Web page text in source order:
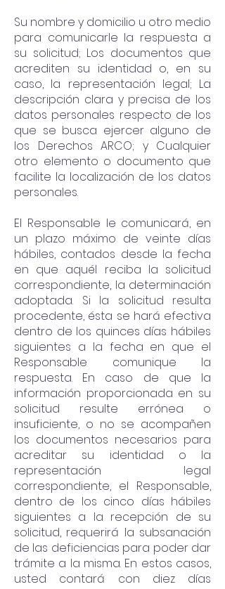
Su nombre y domicilio u otro medio
para comunicarle la respuesta a
su solicitud; Los documentos que
acrediten su identidad o, en su
caso, la representación legal; La
descripción clara y precisa de los
datos personales respecto de los
que se busca ejercer alguno de
los Derechos ARCO; y Cualquier
otro elemento o documento que
facilite la localización de los datos
personales.
El Responsable le comunicará, en
un plazo máximo de veinte días
hábiles, contados desde la fecha
en que aquél reciba la solicitud
correspondiente, la determinación
adoptada. Si la solicitud resulta
procedente, ésta se hará efectiva
dentro de los quinces días hábiles
siguientes a la fecha en que el
Responsable comunique la
respuesta. En caso de que la
información proporcionada en su
solicitud resulte errónea o
insuficiente, o no se acompañen
los documentos necesarios para
acreditar su identidad o la
representación legal
correspondiente, el Responsable,
dentro de los cinco días hábiles
siguientes a la recepción de su
solicitud, requerirá la subsanación
de las deficiencias para poder dar
trámite a la misma. En estos casos,
usted contará con diez días